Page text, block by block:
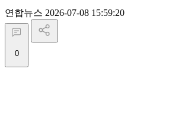
연합뉴스 2026-07-08 15:59:20
0